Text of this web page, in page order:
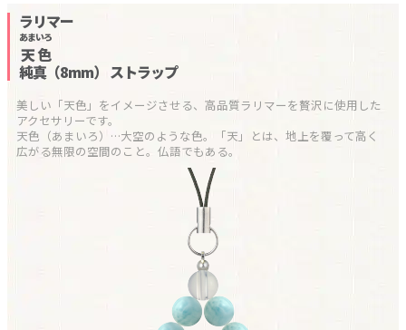
ス
プ
ッ
ピアス・イヤリング
リング
干支石で選ぶ
星座石で選ぶ
石の名前で選ぶ
パワーストーン一覧
ラリマー
天色
あまいろ
純真（8mm） ストラップ
美しい「天色」をイメージさせる、高品質ラリマーを贅沢に使用した
アクセサリーです。
天色（あまいろ）…大空のような色。「天」とは、地上を覆って高く
広がる無限の空間のこと。仏語でもある。